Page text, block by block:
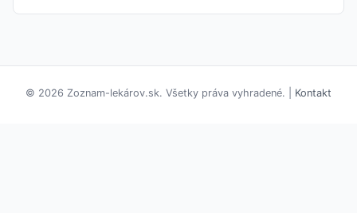
© 2026 Zoznam-lekárov.sk. Všetky práva vyhradené. | Kontakt